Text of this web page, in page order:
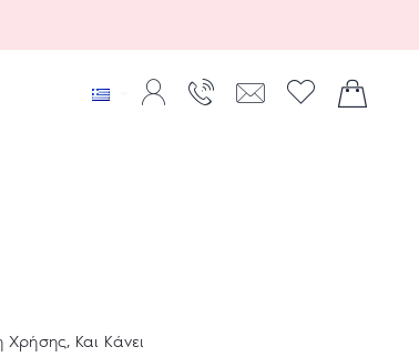
Και Κάνει